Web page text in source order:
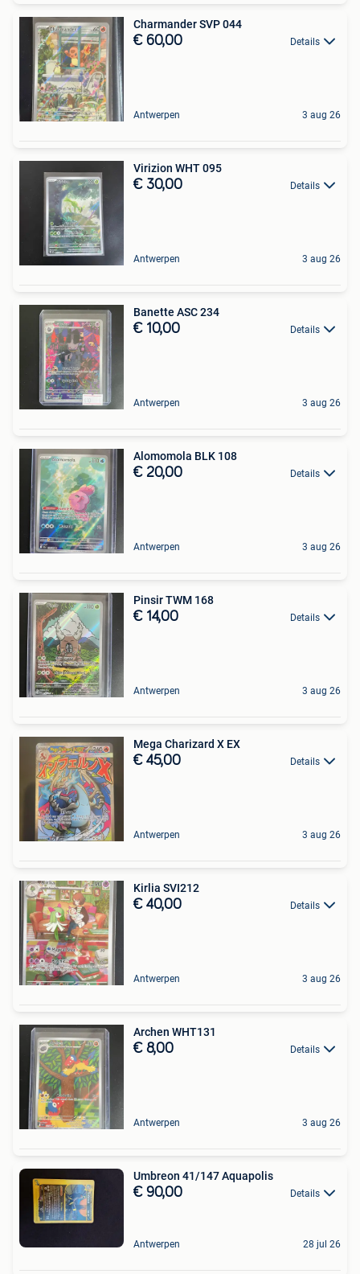
Charmander SVP 044
€ 60,00 Details
Antwerpen 3 aug 26
Virizion WHT 095
€ 30,00 Details
Antwerpen 3 aug 26
Banette ASC 234
€ 10,00 Details
Antwerpen 3 aug 26
Alomomola BLK 108
€ 20,00 Details
Antwerpen 3 aug 26
Pinsir TWM 168
€ 14,00 Details
Antwerpen 3 aug 26
Mega Charizard X EX
€ 45,00 Details
Antwerpen 3 aug 26
Kirlia SVI212
€ 40,00 Details
Antwerpen 3 aug 26
Archen WHT131
€ 8,00 Details
Antwerpen 3 aug 26
Umbreon 41/147 Aquapolis
€ 90,00 Details
Antwerpen 28 jul 26